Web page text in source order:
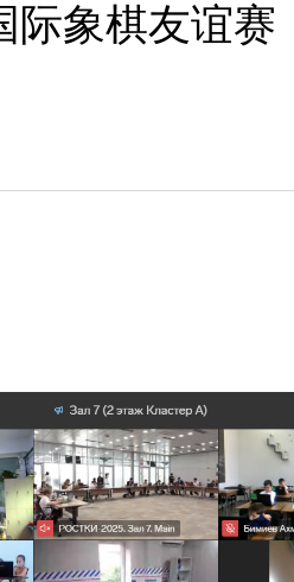
际象棋友谊赛